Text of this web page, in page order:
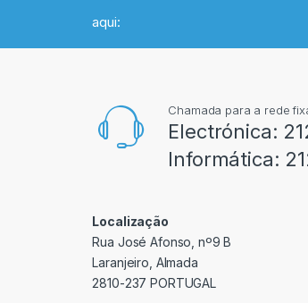
aqui:
Chamada para a rede
Electrónica:
Informática:
Localização
Rua José Afonso, nº9 B
Laranjeiro, Almada
2810-237 PORTUGAL